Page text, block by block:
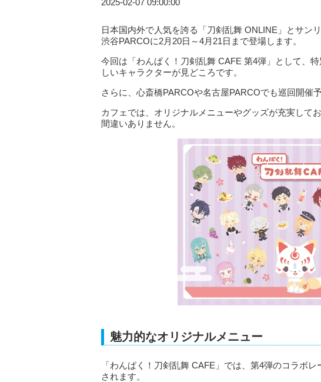
2025-02-07 09:00:00
日本国内外で人気を誇る「刀剣乱舞 ONLINE」とサン
渋谷PARCOに2月20日～4月21日まで登場します。
今回は「わんぱく！刀剣乱舞 CAFE 第4弾」として、
しいキャラクターが見どころです。
さらに、心斎橋PARCOや名古屋PARCOでも巡回開催予
カフェでは、オリジナルメニューやグッズが充実して
間違いありません。
魅力的なオリジナルメニュー
「わんぱく！刀剣乱舞 CAFE」では、第4弾のコラボ
されます。